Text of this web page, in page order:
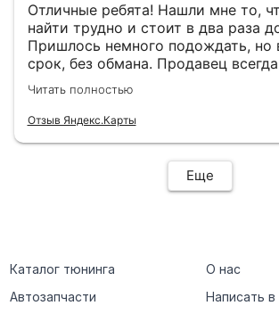
Отличные ребята! Нашли мне то,
найти трудно и стоит в два раза
Пришлось немного подождать, но
срок, без обмана. Продавец
Буду ещё обращаться! 👍
Читать полностью
Отзыв Яндекс.Карты
Еще
Каталог тюнинга
Автозапчасти
О нас
Написать в